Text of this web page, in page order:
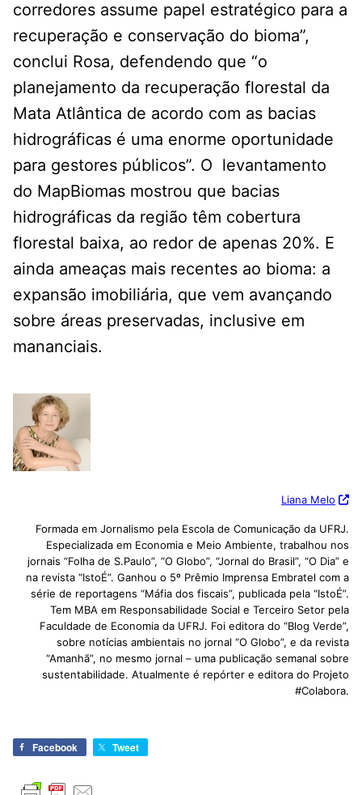
corredores assume papel estratégico para a
recuperação e conservação do bioma”,
conclui Rosa, defendendo que “o
planejamento da recuperação florestal da
Mata Atlântica de acordo com as bacias
hidrográficas é uma enorme oportunidade
para gestores públicos”. O levantamento
do MapBiomas mostrou que bacias
hidrográficas da região têm cobertura
florestal baixa, ao redor de apenas 20%. E
ainda ameaças mais recentes ao bioma: a
expansão imobiliária, que vem avançando
sobre áreas preservadas, inclusive em
mananciais.
Liana Melo
Formada em Jornalismo pela Escola de Comunicação da UFRJ.
Especializada em Economia e Meio Ambiente, trabalhou nos
jornais “Folha de S.Paulo”, “O Globo”, “Jornal do Brasil”, “O Dia” e
na revista “IstoÉ”. Ganhou o 5º Prêmio Imprensa Embratel com a
série de reportagens “Máfia dos fiscais”, publicada pela “IstoÉ”.
Tem MBA em Responsabilidade Social e Terceiro Setor pela
Faculdade de Economia da UFRJ. Foi editora do “Blog Verde”,
sobre notícias ambientais no jornal “O Globo”, e da revista
“Amanhã”, no mesmo jornal – uma publicação semanal sobre
sustentabilidade. Atualmente é repórter e editora do Projeto
#Colabora.
Facebook Tweet